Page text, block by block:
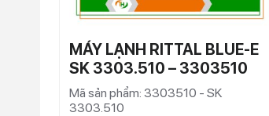
MÁY LẠNH RITTAL BLUE-E
SK 3303.510 – 3303510
Mã sản phẩm: 3303510 - SK
3303.510